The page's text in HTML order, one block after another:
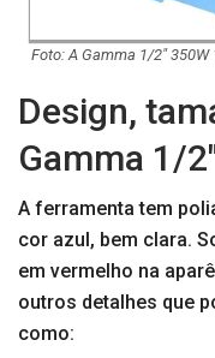
Foto: A Gamma 1/2″
Design,
Gamma 1/
A ferramenta tem
cor azul, bem clara.
em vermelho na
outros detalhes que
como: